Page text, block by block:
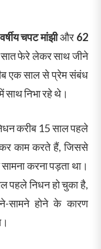
चपट मांझीऔर 62
सात फेरे लेकर साथ जीने
एक साल से प्रेम संबंध
निभा रहे थे।
करीब 15 साल पहले
काम करते हैं, जिससे
करना पड़ता था।
पहले निधन हो चुका है,
सामने होने के कारण